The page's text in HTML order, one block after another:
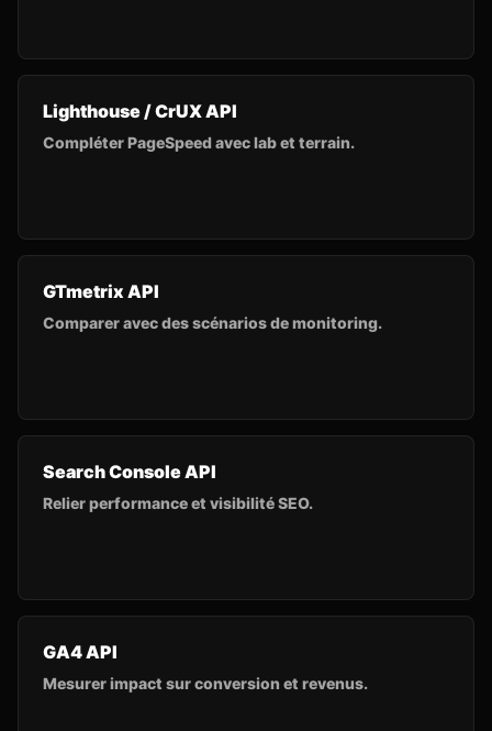
Lighthouse / CrUX API
Compléter PageSpeed avec lab et terrain.
GTmetrix API
Comparer avec des scénarios de monitoring.
Search Console API
Relier performance et visibilité SEO.
GA4 API
Mesurer impact sur conversion et revenus.